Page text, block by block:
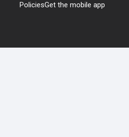
PoliciesGet the mobile app